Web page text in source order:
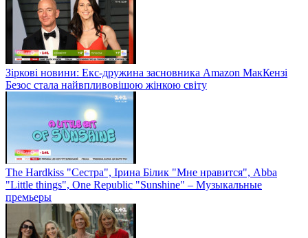
Зіркові новини: Екс-дружина засновника Amazon МакКензі
Безос стала найвпливовішою жінкою світу
The Hardkiss "Сестра", Ірина Білик "Мне нравится", Abba
"Little things", One Republic "Sunshine" – Музыкальные
премьеры